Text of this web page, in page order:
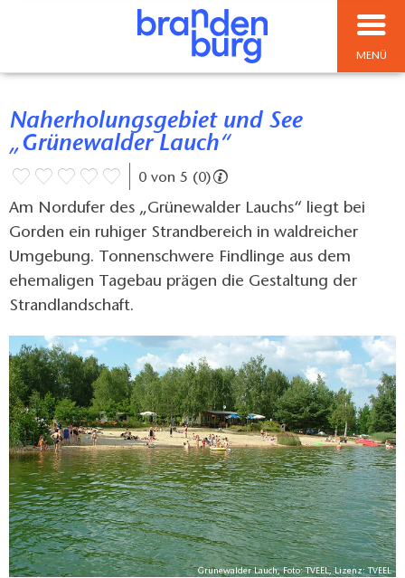
MENÜ
Naherholungsgebiet und See
„Grünewalder Lauch“
0 von 5 (0)
Am Nordufer des „Grünewalder Lauchs“ liegt bei
Gorden ein ruhiger Strandbereich in waldreicher
Umgebung. Tonnenschwere Findlinge aus dem
ehemaligen Tagebau prägen die Gestaltung der
Strandlandschaft.
Grünewalder Lauch, Foto: TVEEL, Lizenz: TVEEL